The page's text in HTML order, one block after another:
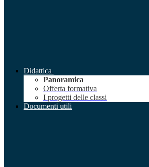
Didattica
Panoramica
Offerta formativa
I progetti delle classi
Documenti utili